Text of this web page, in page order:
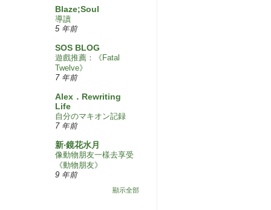
Blaze;Soul
導讀
5 年前
SOS BLOG
遊戲推薦：《Fatal
Twelve》
7 年前
Alex．Rewriting
Life
自分のマキオン記録
7 年前
新‧鏡花水月
像動物朋友一樣去享受
《動物朋友》
9 年前
顯示全部